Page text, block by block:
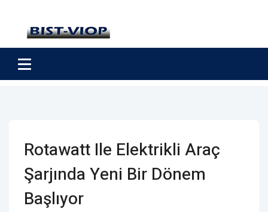
Rotawatt Ile Elektrikli Araç
Şarjında Yeni Bir Dönem
Başlıyor